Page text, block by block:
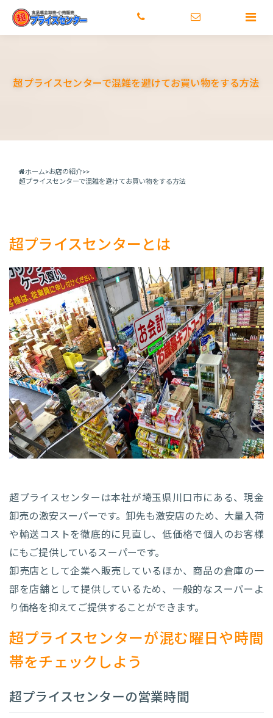
トップ 激安のヒミツ 店舗情報 メディア情報 正社
超プライスセンターで混雑を避けてお買い物をする方法
ホーム>お店の紹介>>
超プライスセンターで混雑を避けてお買い物をする方法
超プライスセンターとは
超プライスセンターは本社が埼玉県川口市にある、現金
卸売の激安スーパーです。卸先も激安店のため、大量入荷
や輸送コストを徹底的に見直し、低価格で個人のお客様
にもご提供しているスーパーです。
卸売店として企業へ販売しているほか、商品の倉庫の一
部を店舗として提供しているため、一般的なスーパーよ
り価格を抑えてご提供することができます。
超プライスセンターが混む曜日や時間
帯をチェックしよう
超プライスセンターの営業時間